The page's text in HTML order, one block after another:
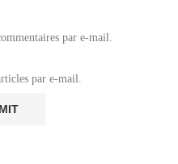
par e-mail.
par e-mail.